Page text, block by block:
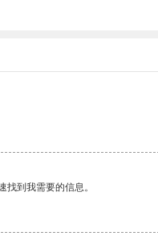
到我需要的信息。